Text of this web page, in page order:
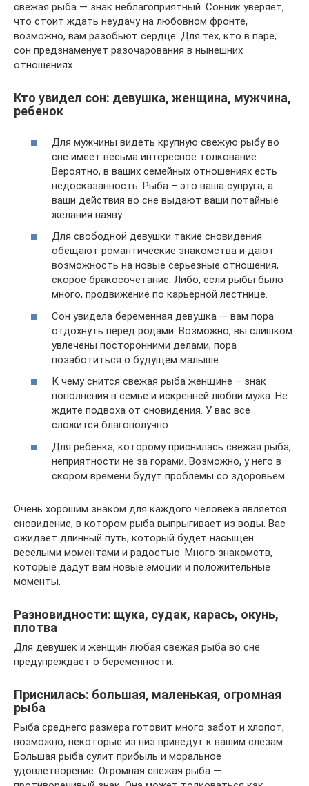
свежая рыба — знак неблагоприятный. Сонник уверяет,
что стоит ждать неудачу на любовном фронте,
возможно, вам разобьют сердце. Для тех, кто в паре,
сон предзнаменует разочарования в нынешних
отношениях.
Кто увидел сон: девушка, женщина, мужчина,
ребенок
Для мужчины видеть крупную свежую рыбу во
сне имеет весьма интересное толкование.
Вероятно, в ваших семейных отношениях есть
недосказанность. Рыба – это ваша супруга, а
ваши действия во сне выдают ваши потайные
желания наяву.
Для свободной девушки такие сновидения
обещают романтические знакомства и дают
возможность на новые серьезные отношения,
скорое бракосочетание. Либо, если рыбы было
много, продвижение по карьерной лестнице.
Сон увидела беременная девушка — вам пора
отдохнуть перед родами. Возможно, вы слишком
увлечены посторонними делами, пора
позаботиться о будущем малыше.
К чему снится свежая рыба женщине – знак
пополнения в семье и искренней любви мужа. Не
ждите подвоха от сновидения. У вас все
сложится благополучно.
Для ребенка, которому приснилась свежая рыба,
неприятности не за горами. Возможно, у него в
скором времени будут проблемы со здоровьем.
Очень хорошим знаком для каждого человека является
сновидение, в котором рыба выпрыгивает из воды. Вас
ожидает длинный путь, который будет насыщен
веселыми моментами и радостью. Много знакомств,
которые дадут вам новые эмоции и положительные
моменты.
Разновидности: щука, судак, карась, окунь,
плотва
Для девушек и женщин любая свежая рыба во сне
предупреждает о беременности.
Приснилась: большая, маленькая, огромная
рыба
Рыба среднего размера готовит много забот и хлопот,
возможно, некоторые из низ приведут к вашим слезам.
Большая рыба сулит прибыль и моральное
удовлетворение. Огромная свежая рыба —